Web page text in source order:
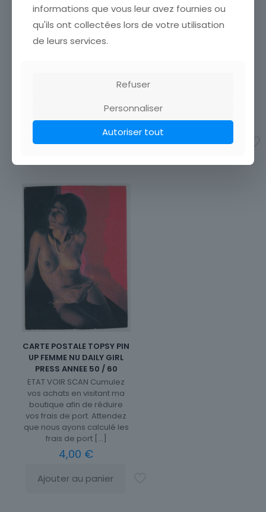
CARTE POSTALE BABETTE
PIN UP FEMME NU DAILY
GIRL PRESS ANNEE 50 / 60
ETAT VOIR SCAN Cumulez
vos frais de port. Attendez
[…]
4,00€
Ajouter au panier
CARTE POSTALE XENIA PIN
UP FEMME NU DAILY GIRL
que nous ayons calculé les
4,00€
Ajouter au panier
CARTE POSTALE TOPSY PIN
UP FEMME NU DAILY GIRL
PRESS ANNEE 50 / 60
ETAT VOIR SCAN Cumulez
vos achats en visitant ma
boutique afin de réduire
vos frais de port. Attendez
que nous ayons calculé les
frais de port[…]
4,00 €
Ajouter au panier
informations que vous leur avez fournies ou
qu'ils ont collectées lors de votre utilisation
de leurs services.
Refuser
Personnaliser
Autoriser tout